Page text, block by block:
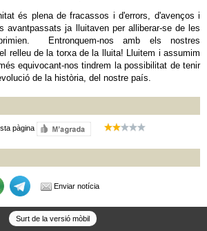
és plena de fracassos i d'errors, d'avenços i
avantpassats ja lluitaven per alliberar-se de les
Entronquem-nos amb els nostres
relleu de la torxa de la lluita! Lluitem i assumim
equivocant-nos tindrem la possibilitat de tenir
de la història, del nostre país.
pàgina
Enviar notícia
Surt de la versió mòbil